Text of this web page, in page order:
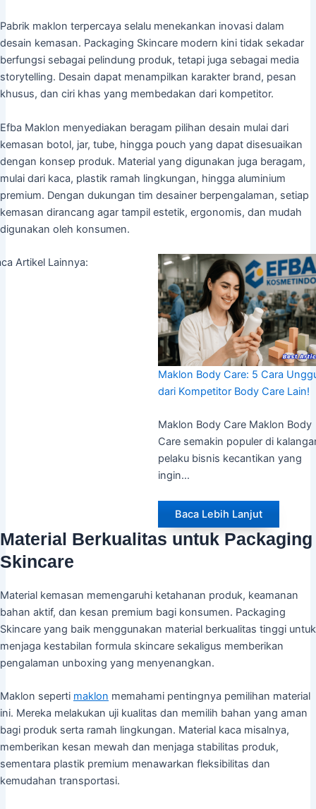
Pabrik maklon terpercaya selalu menekankan inovasi dalam
desain kemasan. Packaging Skincare modern kini tidak sekadar
berfungsi sebagai pelindung produk, tetapi juga sebagai media
storytelling. Desain dapat menampilkan karakter brand, pesan
khusus, dan ciri khas yang membedakan dari kompetitor.
Efba Maklon menyediakan beragam pilihan desain mulai dari
kemasan botol, jar, tube, hingga pouch yang dapat disesuaikan
dengan konsep produk. Material yang digunakan juga beragam,
mulai dari kaca, plastik ramah lingkungan, hingga aluminium
premium. Dengan dukungan tim desainer berpengalaman, setiap
kemasan dirancang agar tampil estetik, ergonomis, dan mudah
digunakan oleh konsumen.
Artikel Lainnya:
Maklon Body Care: 5 Cara
dari Kompetitor Body Care Lain!
Maklon Body Care Maklon Body
Care semakin populer di
pelaku bisnis kecantikan yang
ingin…
Baca Lebih Lanjut
Material Berkualitas untuk Packaging
Skincare
Material kemasan memengaruhi ketahanan produk, keamanan
bahan aktif, dan kesan premium bagi konsumen. Packaging
Skincare yang baik menggunakan material berkualitas tinggi untuk
menjaga kestabilan formula skincare sekaligus memberikan
pengalaman unboxing yang menyenangkan.
Maklon seperti maklon memahami pentingnya pemilihan material
ini. Mereka melakukan uji kualitas dan memilih bahan yang aman
bagi produk serta ramah lingkungan. Material kaca misalnya,
memberikan kesan mewah dan menjaga stabilitas produk,
sementara plastik premium menawarkan fleksibilitas dan
kemudahan transportasi.